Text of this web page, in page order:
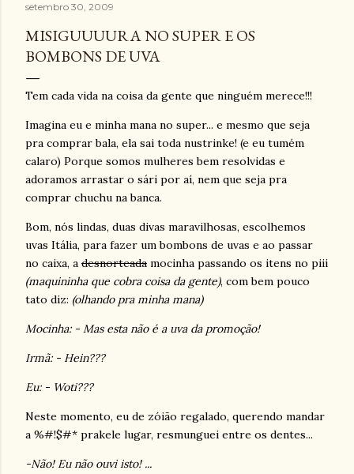
setembro 30, 2009
MISIGUUUURA NO SUPER E OS
BOMBONS DE UVA
Tem cada vida na coisa da gente que ninguém merece!!!
Imagina eu e minha mana no super... e mesmo que seja
pra comprar bala, ela sai toda nustrinke! (e eu tumém
calaro) Porque somos mulheres bem resolvidas e
adoramos arrastar o sári por aí, nem que seja pra
comprar chuchu na banca.
Bom, nós lindas, duas divas maravilhosas, escolhemos
uvas Itália, para fazer um bombons de uvas e ao passar
no caixa, a desnorteada mocinha passando os itens no piii
(maquininha que cobra coisa da gente), com bem pouco
tato diz: (olhando pra minha mana)
Mocinha: - Mas esta não é a uva da promoção!
Irmã: - Hein???
Eu: - Woti???
Neste momento, eu de zóião regalado, querendo mandar
a %#!$#* prakele lugar, resmunguei entre os dentes...
-Não! Eu não ouvi isto! ...